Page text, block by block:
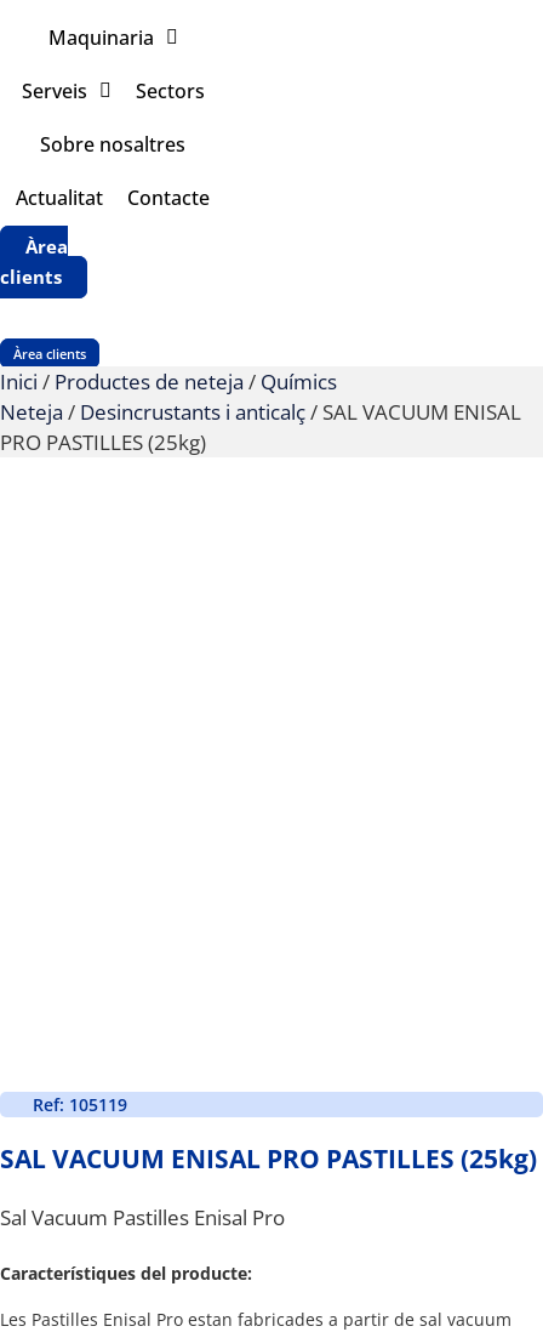
Maquinaria
Serveis
Sectors
Sobre nosaltres
Actualitat
Contacte
Àrea
clients
Àrea clients
Inici / Productes de neteja / Químics
Neteja / Desincrustants i anticalç/ SAL VACUUM ENISAL
PRO PASTILLES (25kg)
Ref: 105119
SAL VACUUM ENISAL PRO PASTILLES (25kg)
Sal Vacuum Pastilles Enisal Pro
Característiques del producte:
Les Pastilles Enisal Pro estan fabricades a partir de sal vacuum